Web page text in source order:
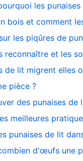
les
bois et comment
les piqûres de
reconnaître et les
de lit migrent elles
pièce ?
des punaises de
meilleures
punaises de lit
d'œufs une